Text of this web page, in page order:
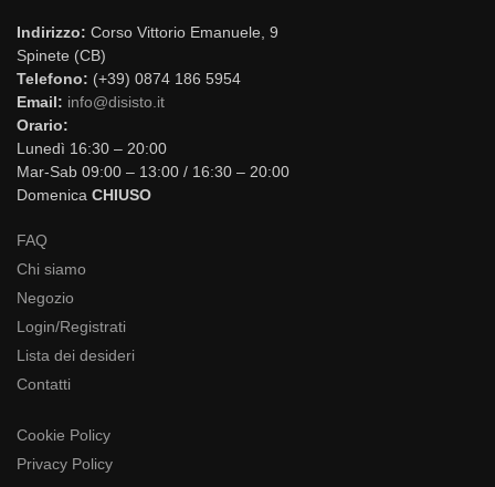
Indirizzo: Corso Vittorio Emanuele, 9
Spinete (CB)
Telefono: (+39) 0874 186 5954
Email: info@disisto.it
Orario:
Lunedì 16:30 – 20:00
Mar-Sab 09:00 – 13:00 / 16:30 – 20:00
Domenica CHIUSO
FAQ
Chi siamo
Negozio
Login/Registrati
Lista dei desideri
Contatti
Cookie Policy
Privacy Policy